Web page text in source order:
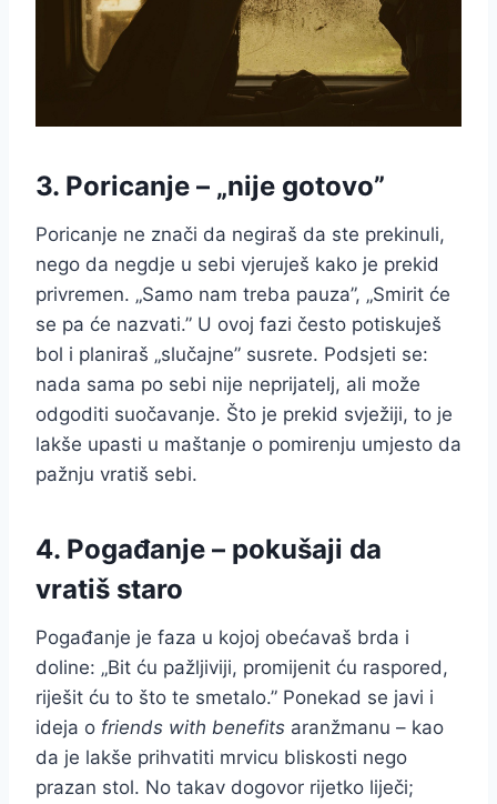
3. Poricanje – „nije gotovo”
Poricanje ne znači da negiraš da ste prekinuli,
nego da negdje u sebi vjeruješ kako je prekid
privremen. „Samo nam treba pauza”, „Smirit će
se pa će nazvati.” U ovoj fazi često potiskuješ
bol i planiraš „slučajne” susrete. Podsjeti se:
nada sama po sebi nije neprijatelj, ali može
odgoditi suočavanje. Što je prekid svježiji, to je
lakše upasti u maštanje o pomirenju umjesto da
pažnju vratiš sebi.
4. Pogađanje – pokušaji da
vratiš staro
Pogađanje je faza u kojoj obećavaš brda i
doline: „Bit ću pažljiviji, promijenit ću raspored,
riješit ću to što te smetalo.” Ponekad se javi i
ideja o friends with benefits aranžmanu – kao
da je lakše prihvatiti mrvicu bliskosti nego
prazan stol. No takav dogovor rijetko liječi;